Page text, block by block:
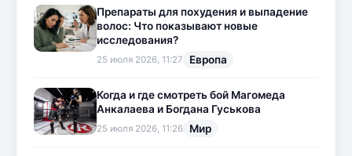
Препараты для похудения и выпадение
волос: Что показывают новые
исследования?
25 июля 2026, 11:27 Европа
Когда и где смотреть бой Магомеда
Анкалаева и Богдана Гуськова
25 июля 2026, 11:26 Мир